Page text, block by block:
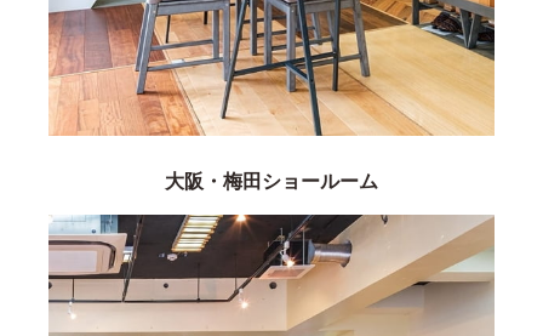
大阪・梅田ショールーム